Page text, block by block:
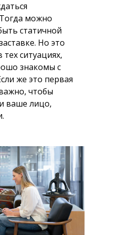
можно
статичной
Но это
ситуациях,
знакомы с
же это первая
чтобы
ваше лицо,